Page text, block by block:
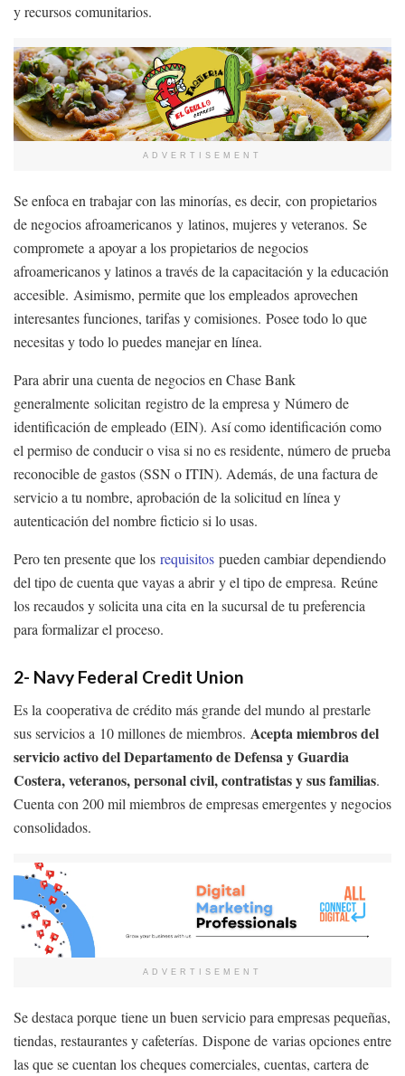
y recursos comunitarios.
ADVERTISEMENT
Se enfoca en trabajar con las minorías, es decir, con propietarios
de negocios afroamericanos y latinos, mujeres y veteranos. Se
compromete a apoyar a los propietarios de negocios
afroamericanos y latinos a través de la capacitación y la educación
accesible. Asimismo, permite que los empleados aprovechen
interesantes funciones, tarifas y comisiones. Posee todo lo que
necesitas y todo lo puedes manejar en línea.
Para abrir una cuenta de negocios en Chase Bank
generalmente solicitan registro de la empresa y Número de
identificación de empleado (EIN). Así como identificación como
el permiso de conducir o visa si no es residente, número de prueba
reconocible de gastos (SSN o ITIN). Además, de una factura de
servicio a tu nombre, aprobación de la solicitud en línea y
autenticación del nombre ficticio si lo usas.
Pero ten presente que los requisitos pueden cambiar dependiendo
del tipo de cuenta que vayas a abrir y el tipo de empresa. Reúne
los recaudos y solicita una cita en la sucursal de tu preferencia
para formalizar el proceso.
2- Navy Federal Credit Union
Es la cooperativa de crédito más grande del mundo al prestarle
sus servicios a 10 millones de miembros. Acepta miembros del
servicio activo del Departamento de Defensa y Guardia
Costera, veteranos, personal civil, contratistas y sus familias.
Cuenta con 200 mil miembros de empresas emergentes y negocios
consolidados.
ADVERTISEMENT
Se destaca porque tiene un buen servicio para empresas pequeñas,
tiendas, restaurantes y cafeterías. Dispone de varias opciones entre
las que se cuentan los cheques comerciales, cuentas, cartera de